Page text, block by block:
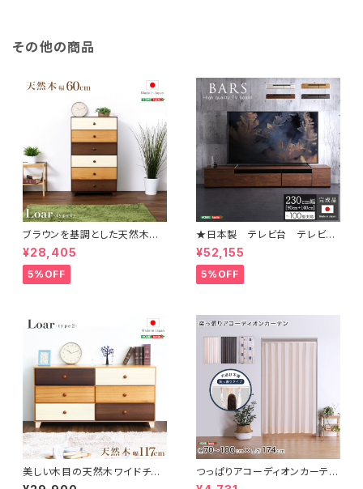
その他の商品
ブラウンを基調とした天然木ハ
イチェスト 6段 幅60cm Loar
シリーズ 日本製・完成品｜Loar
-ロア- type1 SH-08-LR60
¥28,405
5%OFF
★日本製 テレビ台 テレビボ
ード 230cm幅 【BARS-バ
ース-】 SH-24-BR230
¥52,155
5%OFF
美しい木目の天然木ワイドチェ
スト 3段 幅117cm Loarシリー
つっぱりアコーディオンカーテ
ン 100×174cm SH-16-TA